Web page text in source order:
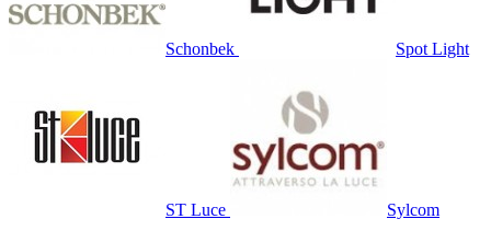
Schonbek Spot Light
ST Luce Sylcom